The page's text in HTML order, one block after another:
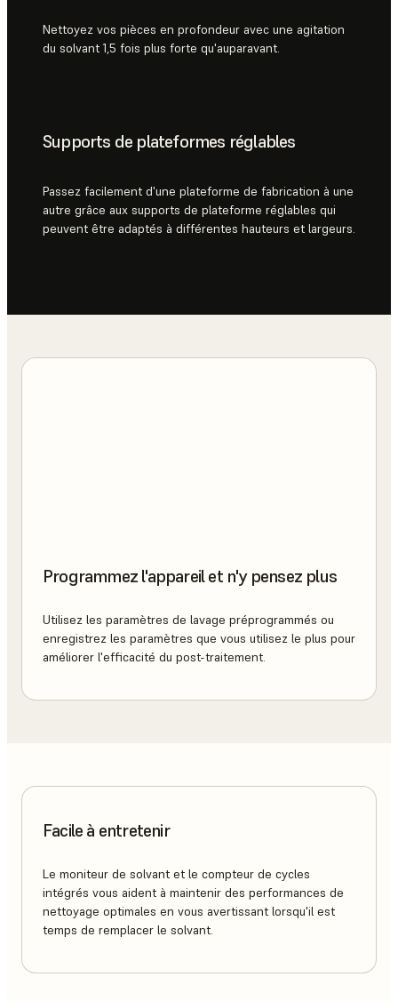
Nettoyez vos pièces en profondeur avec une agitation
du solvant 1,5 fois plus forte qu'auparavant.
Supports de plateformes réglables
Passez facilement d'une plateforme de fabrication à une
autre grâce aux supports de plateforme réglables qui
peuvent être adaptés à différentes hauteurs et largeurs.
Programmez l'appareil et n'y pensez plus
Utilisez les paramètres de lavage préprogrammés ou
enregistrez les paramètres que vous utilisez le plus pour
améliorer l'efficacité du post-traitement.
Facile à entretenir
Le moniteur de solvant et le compteur de cycles
intégrés vous aident à maintenir des performances de
nettoyage optimales en vous avertissant lorsqu'il est
temps de remplacer le solvant.